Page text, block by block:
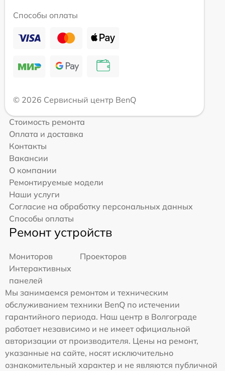
Способы оплаты
© 2026 Сервисный центр BenQ
Стоимость ремонта
Оплата и доставка
Контакты
Вакансии
О компании
Ремонтируемые модели
Наши услуги
Согласие на обработку персональных данных
Способы оплаты
Ремонт устройств
Мониторов
Проекторов
Интерактивных
панелей
Мы занимаемся ремонтом и техническим
обслуживанием техники BenQ по истечении
гарантийного периода. Наш центр в Волгограде
работает независимо и не имеет официальной
авторизации от производителя. Цены на ремонт,
указанные на сайте, носят исключительно
ознакомительный характер и не являются публичной